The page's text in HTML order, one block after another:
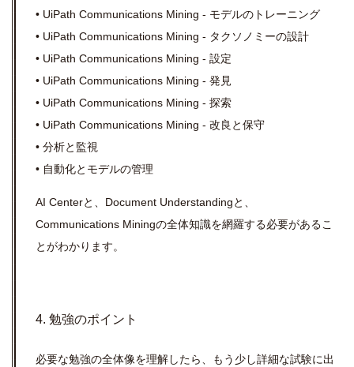
• UiPath Communications Mining - モデルのトレーニング
• UiPath Communications Mining - タクソノミーの設計
• UiPath Communications Mining - 設定
• UiPath Communications Mining - 発見
• UiPath Communications Mining - 探索
• UiPath Communications Mining - 改良と保守
• 分析と監視
• 自動化とモデルの管理
AI Centerと、Document Understandingと、
Communications Miningの全体知識を網羅する必要があるこ
とがわかります。
4. 勉強のポイント
必要な勉強の全体像を理解したら、もう少し詳細な試験に出